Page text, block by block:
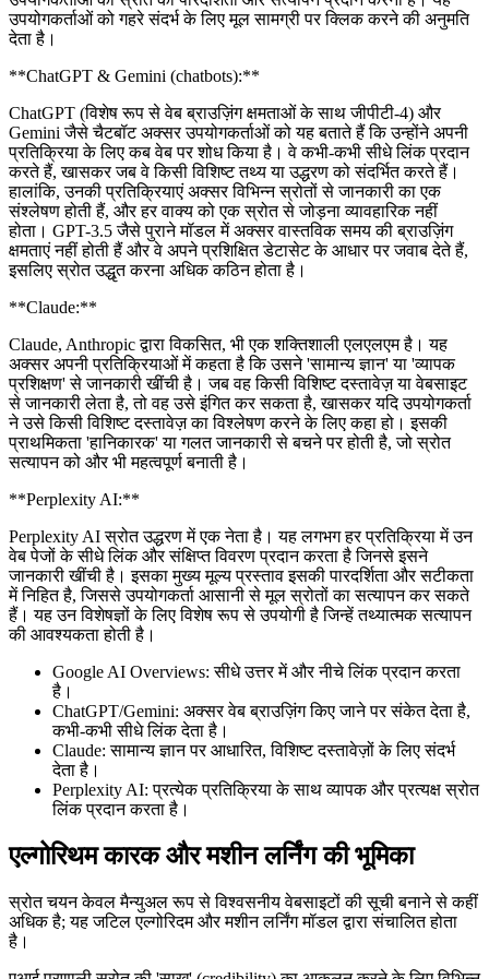
उपयोगकर्ताओं को गहरे संदर्भ के लिए मूल सामग्री पर क्लिक करने की अनुमति
देता है।
**ChatGPT & Gemini (chatbots):**
ChatGPT (विशेष रूप से वेब ब्राउज़िंग क्षमताओं के साथ जीपीटी-4) और
Gemini जैसे चैटबॉट अक्सर उपयोगकर्ताओं को यह बताते हैं कि उन्होंने अपनी
प्रतिक्रिया के लिए कब वेब पर शोध किया है। वे कभी-कभी सीधे लिंक प्रदान
करते हैं, खासकर जब वे किसी विशिष्ट तथ्य या उद्धरण को संदर्भित करते हैं।
हालांकि, उनकी प्रतिक्रियाएं अक्सर विभिन्न स्रोतों से जानकारी का एक
संश्लेषण होती हैं, और हर वाक्य को एक स्रोत से जोड़ना व्यावहारिक नहीं
होता। GPT-3.5 जैसे पुराने मॉडल में अक्सर वास्तविक समय की ब्राउज़िंग
क्षमताएं नहीं होती हैं और वे अपने प्रशिक्षित डेटासेट के आधार पर जवाब देते हैं,
इसलिए स्रोत उद्धृत करना अधिक कठिन होता है।
**Claude:**
Claude, Anthropic द्वारा विकसित, भी एक शक्तिशाली एलएलएम है। यह
अक्सर अपनी प्रतिक्रियाओं में कहता है कि उसने 'सामान्य ज्ञान' या 'व्यापक
प्रशिक्षण' से जानकारी खींची है। जब वह किसी विशिष्ट दस्तावेज़ या वेबसाइट
से जानकारी लेता है, तो वह उसे इंगित कर सकता है, खासकर यदि उपयोगकर्ता
ने उसे किसी विशिष्ट दस्तावेज़ का विश्लेषण करने के लिए कहा हो। इसकी
प्राथमिकता 'हानिकारक' या गलत जानकारी से बचने पर होती है, जो स्रोत
सत्यापन को और भी महत्वपूर्ण बनाती है।
**Perplexity AI:**
Perplexity AI स्रोत उद्धरण में एक नेता है। यह लगभग हर प्रतिक्रिया में उन
वेब पेजों के सीधे लिंक और संक्षिप्त विवरण प्रदान करता है जिनसे इसने
जानकारी खींची है। इसका मुख्य मूल्य प्रस्ताव इसकी पारदर्शिता और सटीकता
में निहित है, जिससे उपयोगकर्ता आसानी से मूल स्रोतों का सत्यापन कर सकते
हैं। यह उन विशेषज्ञों के लिए विशेष रूप से उपयोगी है जिन्हें तथ्यात्मक सत्यापन
की आवश्यकता होती है।
Google AI Overviews: सीधे उत्तर में और नीचे लिंक प्रदान करता
है।
ChatGPT/Gemini: अक्सर वेब ब्राउज़िंग किए जाने पर संकेत देता है,
कभी-कभी सीधे लिंक देता है।
Claude: सामान्य ज्ञान पर आधारित, विशिष्ट दस्तावेज़ों के लिए संदर्भ
देता है।
Perplexity AI: प्रत्येक प्रतिक्रिया के साथ व्यापक और प्रत्यक्ष स्रोत
लिंक प्रदान करता है।
एल्गोरिथम कारक और मशीन लर्निंग की भूमिका
स्रोत चयन केवल मैन्युअल रूप से विश्वसनीय वेबसाइटों की सूची बनाने से कहीं
अधिक है; यह जटिल एल्गोरिदम और मशीन लर्निंग मॉडल द्वारा संचालित होता
है।